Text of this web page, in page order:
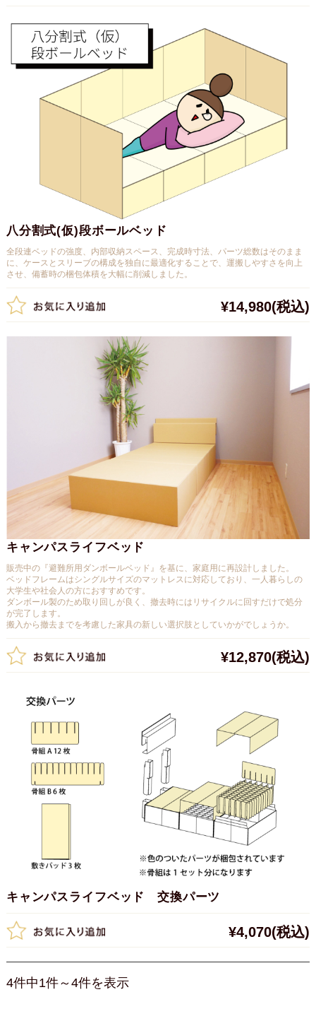
八分割式(仮)段ボールベッド
¥14,980(税込)
全段連ベッドの強度、内部収納スペース、完成時寸法、パーツ総数はそのまま
に、ケースとスリーブの構成を独自に最適化することで、運搬しやすさを向上
させ、備蓄時の梱包体積を大幅に削減しました。
キャンパスライフベッド
¥12,870(税込)
販売中の『避難所用ダンボールベッド』を基に、家庭用に再設計しました。
ベッドフレームはシングルサイズのマットレスに対応しており、一人暮らしの
大学生や社会人の方におすすめです。
ダンボール製のため取り回しが良く、撤去時にはリサイクルに回すだけで処分
が完了します。
搬入から撤去までを考慮した家具の新しい選択肢としていかがでしょうか。
キャンパスライフベッド 交換パーツ
¥4,070(税込)
4件中1件～4件を表示